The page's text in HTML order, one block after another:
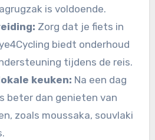
is voldoende.
Zorg dat je fiets in
biedt onderhoud
tijdens de reis.
keuken: Na een dag
beter dan genieten van
zoals moussaka, souvlaki